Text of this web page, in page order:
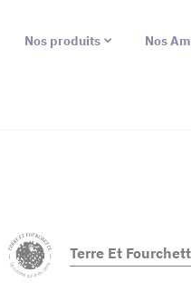
Nos produits Nos
Terre Et